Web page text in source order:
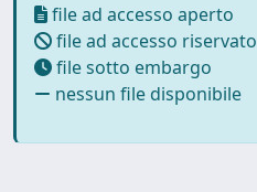
file ad accesso aperto
file ad accesso riservato
file sotto embargo
nessun file disponibile